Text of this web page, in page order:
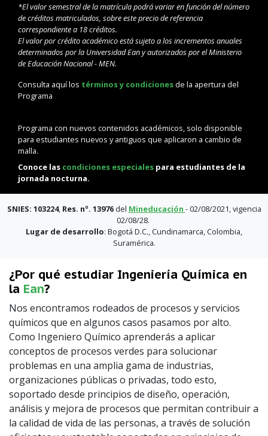
*El valor semestral de la matrícula podrá variar en función del número
de créditos matriculados, sobre este precio de referencia
correspondiente a 18 créditos.
El valor por crédito académico está sujeto a los incrementos anuales
determinados por la Universidad Ean y autorizados por el Ministerio
de Educación Nacional - MEN.
Consulta aquí los términos y condicionesde la apertura del
Programa
Programa con nuevos contenidos académicos, solo disponible
para estudiantes nuevos y antiguos que aplicaron a cambio de
malla.
Conoce las condiciones especiales para estudiantes de la
jornada nocturna.
SNIES: 103224, Res. nº. 13976del Mineducación - 02/08/2021, vigencia
02/08/28.
Lugar de desarrollo: Bogotá D.C., Cundinamarca, Colombia,
Suramérica.
¿Por qué estudiar Ingeniería Química en
la Ean?
Nos encontramos rodeados de procesos y servicios
químicos que en algunos casos pasamos por alto.
Como Ingeniero Químico aprenderás a aplicar
conceptos de procesos verdes para solucionar
problemas en una amplia gama de industrias,
organizaciones públicas o privadas, todo esto,
soportado desde principios de diseño, operación,
análisis y mejora de procesos que permitan contribuir a
la calidad de vida de las personas, a través de solución